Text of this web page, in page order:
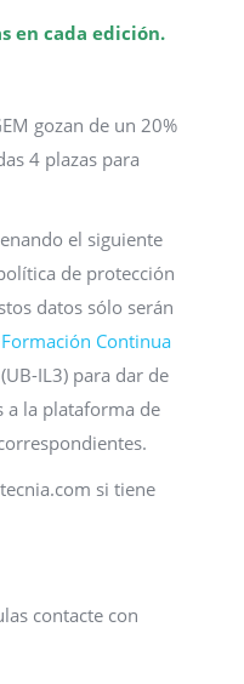
en cada edición.
gozan de un 20%
4 plazas para
el siguiente
de protección
datos sólo serán
Continua
IL3) para dar de
a la plataforma de
si tiene
contacte con